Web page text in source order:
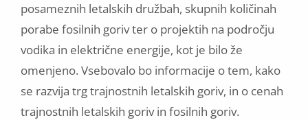
posameznih letalskih družbah, skupnih količinah
porabe fosilnih goriv ter o projektih na področju
vodika in električne energije, kot je bilo že
omenjeno. Vsebovalo bo informacije o tem, kako
se razvija trg trajnostnih letalskih goriv, in o cenah
trajnostnih letalskih goriv in fosilnih goriv.